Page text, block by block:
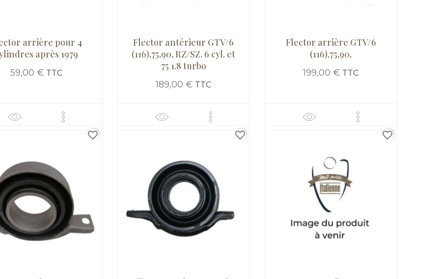
arrière pour 4
après 1979
59,00 € TTC
Flector antérieur GTV/6
(116),75,90, RZ/SZ. 6 cyl. et
75 1.8 turbo
189,00 € TTC
Flector arrière GTV/6
(116),75,90,
199,00 € TTC
favorite_border favorite_border favorite_border